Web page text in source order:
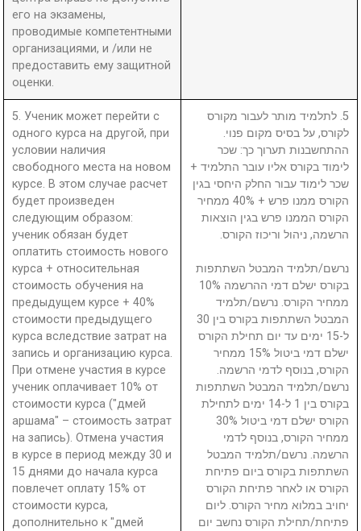
его на экзамены,
проводимые компетентными
организациями, и /или не
предоставить ему защитной
оценки.
5. Ученик может перейти с
одного курса на другой, при
условии наличия
свободного места на новом
курсе. В этом случае расчет
будет произведен
следующим образом:
ученик обязан будет
оплатить стоимость нового
курса + относительная
стоимость обучения на
предыдущем курсе + 40%
стоимости предыдущего
курса вследствие затрат на
запись и организацию курса.
При отмене участия в курсе
ученик оплачивает 10% от
стоимости курса ("дмей
аршама" – стоимость затрат
на запись). Отмена участия
в курсе в период между 30 и
15 днями до начала курса
повлечет оплату 15% от
стоимости курса,
дополнительно к "дмей
5. לתלמיד מותר לעבור מקורס
לקורס, על בסיס מקום פנוי.
ההתחשבנות תערוך כך: שכר
לימוד בקורס אליו עובר התלמיד +
שכר לימוד עבור החלק היחסי בגין
הקורס ממנו פרש + 40% ממחיר
הקורס הממנו פרש בגין הוצאות
הרשמה, ניהול וריכוז הקורס.
נרשם/תלמיד המבטל השתתפות
בקורס ישלם דמי ההרשמה 10%
ממחיר הקורס. נרשם/תלמיד
המבטל השתתפות בקורס בין 30
ל-15 ימים עד יום תחילת הקורס
ישלם דמי ביטול 15% ממחיר
הקורס, בנוסף לדמי הרשמה.
נרשם/תלמיד המבטל השתתפות
בקורס בין 1 ל-14 ימים לתחילת
הקורס ישלם דמי ביטול 30%
ממחיר הקורס, בנוסף לדמי
הרשמה. נרשם/תלמיד המבטל
השתתפות בקורס ביום פתיחת
הקורס או לאחר פתיחת הקורס
יחויב במלוא מחיר הקורס. ליום
פתיחת/תחילת הקורס נחשב יום